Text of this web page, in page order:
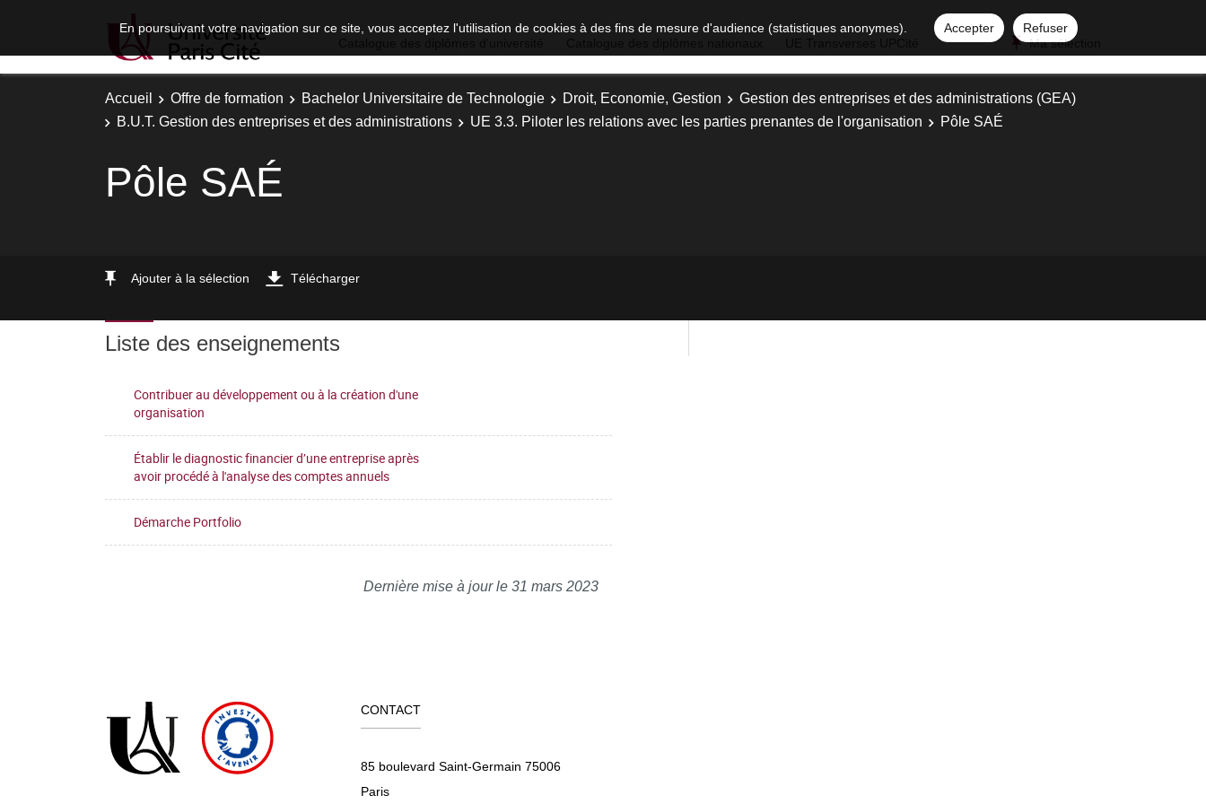
En poursuivant votre navigation sur ce site, vous acceptez l'utilisation de cookies à des fins de mesure d'audience (statistiques anonymes). Accepter
Refuser
Ma sélection
Accueil Offre de formation Bachelor Universitaire de Technologie Droit, Economie, Gestion
Gestion des entreprises et des administrations (GEA)
B.U.T. Gestion des entreprises et des administrations
UE 3.3. Piloter les relations avec les parties prenantes de l'organisation Pôle SAÉ
Pôle SAÉ
Ajouter à la sélection Télécharger
Liste des enseignements
Contribuer au développement ou à la création d'une
organisation
Établir le diagnostic financier d’une entreprise après
avoir procédé à l'analyse des comptes annuels
Démarche Portfolio
Dernière mise à jour le 31 mars 2023
CONTACT
85 boulevard Saint-Germain 75006
Paris